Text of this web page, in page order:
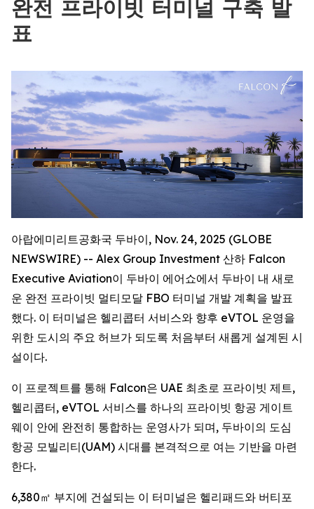
완전 프라이빗 터미널 구축 발
표
아랍에미리트공화국 두바이, Nov. 24, 2025 (GLOBE
NEWSWIRE) -- Alex Group Investment 산하 Falcon
Executive Aviation이 두바이 에어쇼에서 두바이 내 새로
운 완전 프라이빗 멀티모달 FBO 터미널 개발 계획을 발표
했다. 이 터미널은 헬리콥터 서비스와 향후 eVTOL 운영을
위한 도시의 주요 허브가 되도록 처음부터 새롭게 설계된 시
설이다.
이 프로젝트를 통해 Falcon은 UAE 최초로 프라이빗 제트,
헬리콥터, eVTOL 서비스를 하나의 프라이빗 항공 게이트
웨이 안에 완전히 통합하는 운영사가 되며, 두바이의 도심
항공 모빌리티(UAM) 시대를 본격적으로 여는 기반을 마련
한다.
6,380㎡ 부지에 건설되는 이 터미널은 헬리패드와 버티포